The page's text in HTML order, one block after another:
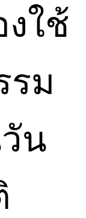
งใช้
รม
น